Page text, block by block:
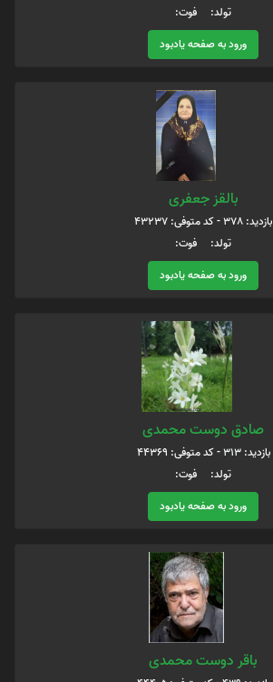
تولد: فوت:
ورود به صفحه یادبود
بالقز جعفری
بازدید: 378 - کد متوفی: 43237
تولد: فوت:
ورود به صفحه یادبود
صادق دوست محمدی
بازدید: 313 - کد متوفی: 44369
تولد: فوت:
ورود به صفحه یادبود
باقر دوست محمدی